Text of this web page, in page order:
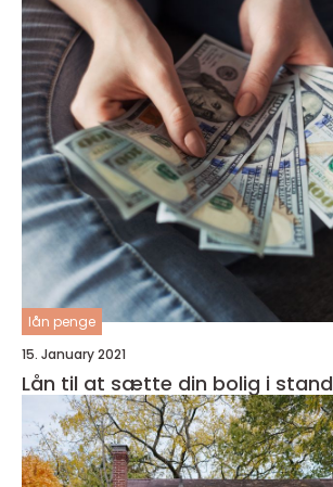
lån penge
15. January 2021
Lån til at sætte din bolig i stand